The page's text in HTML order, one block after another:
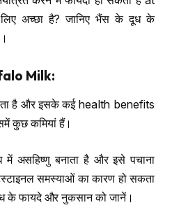
अच्छा है? जानिए भैंस के दूध के
Milk:
है और इसके कई health benefits
कुछ कमियां हैं।
असहिष्णु बनाता है और इसे पचाना
समस्याओं का कारण हो सकता
के फायदे और नुकसान को जानें।